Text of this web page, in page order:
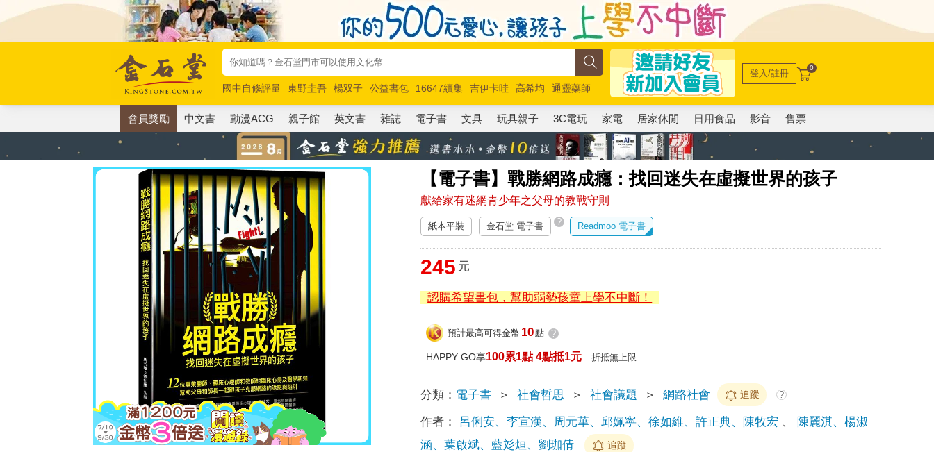
國中自修評量 東野圭吾 楊双子 公益書包 16647續集 吉伊卡哇 高希均
通靈藥師
唯紅花綻放
奧德賽 路邊攤新作 馬斯克 玩具總動員5 超慢跑
登入/註冊 0
會員獎勵 中文書 動漫ACG 親子館 英文書 雜誌 電子書 文具 玩具親子 3C電玩 家電 居家休閒 日用食品 影音 售票
【電子書】戰勝網路成癮：找回迷失在虛擬世界的孩子
獻給家有迷網青少年之父母的教戰守則
紙本平裝 金石堂 電子書 ? Readmoo 電子書
245 元
認購希望書包，幫助弱勢孩童上學不中斷！
預計最高可得金幣 10點 ?
HAPPY GO享100累1點 4點抵1元 折抵無上限
分類： 電子書 ＞ 社會哲思 ＞ 社會議題 ＞ 網路社會 追蹤 ?
作者： 呂俐安、李宣漢、周元華、邱姵寧、徐如維、許正典、陳牧宏 、 陳麗淇、楊淑
涵、葉啟斌、藍彣烜、劉珈倩
追蹤